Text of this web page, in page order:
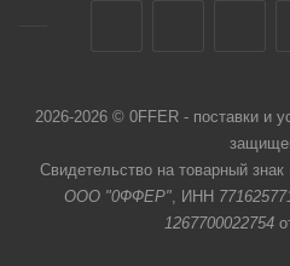
2026-2026 © 0FFER - поставки и
Свидетельство на товарный
ООО "0ФФЕР", ИНН
1267700022754